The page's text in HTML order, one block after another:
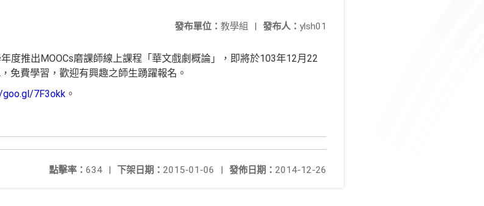
發布人： ylsh01
發布單位： 教學組 |
度推出MOOCs磨課師線上課程「華文戲劇概論」，即將於103年12月22
免費學習，歡迎有興趣之師生踴躍報名。
7F3okk 。
發佈日期： 2014-12-26
下架日期： 2015-01-06 |
點擊率： 634 |